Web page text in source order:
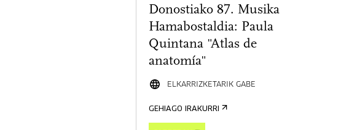
Donostiako 87. Musika
Hamabostaldia: Paula
Quintana "Atlas de
anatomía"
ELKARRIZKETARIK GABE
GEHIAGO IRAKURRI